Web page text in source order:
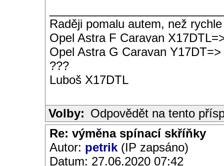
Raději pomalu autem, než
Opel Astra F Caravan
Opel Astra G Caravan Y17DT=>
???
Luboš X17DTL
Volby: Odpovědět na tento
Re: výměna spínací skříňky
Autor: petrik (IP zapsáno)
Datum: 27.06.2020 07:42